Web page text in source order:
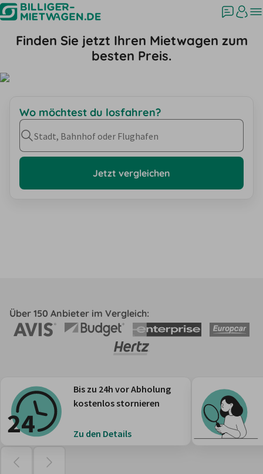
Finden Sie jetzt Ihren Mietwagen zum
besten Preis.
Wo möchtest du losfahren?
Stadt, Bahnhof oder Flughafen
Jetzt vergleichen
Über 150 Anbieter im Vergleich:
Bis zu 24h vor Abholung
kostenlos stornieren
Zu den Details